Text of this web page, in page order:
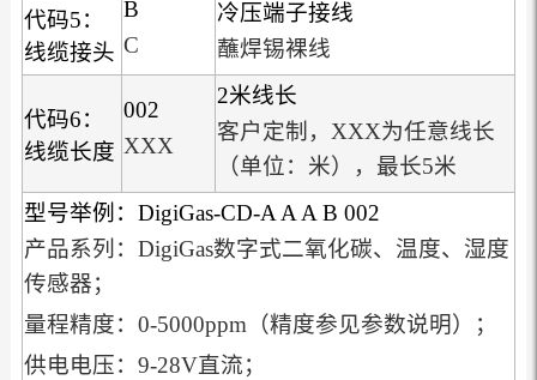
代码5：
线缆接头
B
C
冷压端子接线
蘸焊锡裸线
代码6：
线缆长度
002
XXX
2米线长
客户定制，XXX为任意线长
（单位：米），最长5米
型号举例：DigiGas-CD-A A A B 002
产品系列：DigiGas数字式二氧化碳、温度、湿度
传感器；
量程精度：0-5000ppm（精度参见参数说明）；
供电电压：9-28V直流；